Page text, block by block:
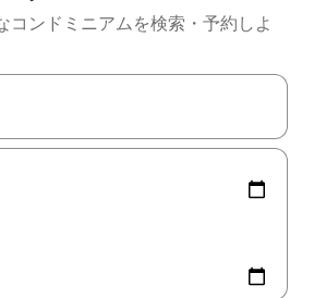
ンドミニアムを検索・予約しよ
たら、上下の矢印キーを使って移動するか